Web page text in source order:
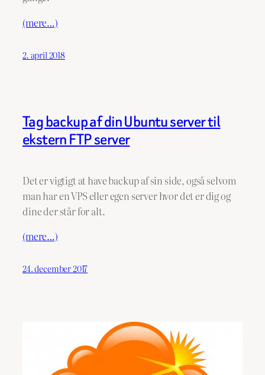
(mere…)
2. april 2018
Tag backup af din Ubuntu server til
ekstern FTP server
Det er vigtigt at have backup af sin side, også selvom
man har en VPS eller egen server hvor det er dig og
dine der står for alt.
(mere…)
24. december 2017